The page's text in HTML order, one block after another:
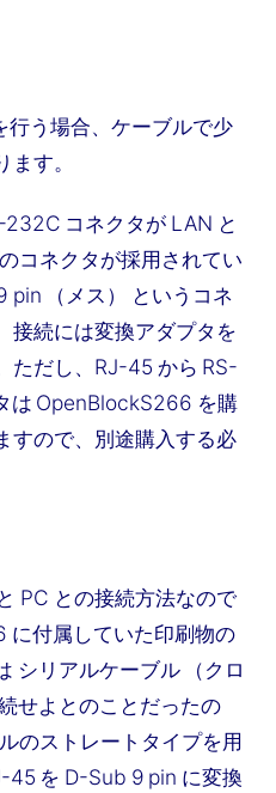
う場合、ケーブルで少
す。
コネクタが LAN と
コネクタが採用されてい
pin （メス） というコネ
接続には変換アダプタを
ただし、RJ-45 から RS-
は OpenBlockS266 を購
すので、別途購入する必
PC との接続方法なので
付属していた印刷物の
シリアルケーブル （クロ
せよとのことだったの
のストレートタイプを用
45 を D-Sub 9 pin に変換